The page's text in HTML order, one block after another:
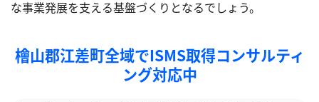
な事業発展を支える基盤づくりとなるでしょう。
檜山郡江差町全域でISMS取得コンサルティ
ング対応中